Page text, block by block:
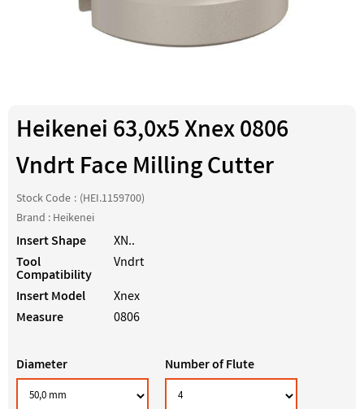
Heikenei 63,0x5 Xnex 0806
Vndrt Face Milling Cutter
Stock Code (HEI.1159700)
Brand :Heikenei
Insert Shape
XN..
Tool
Compatibility
Vndrt
Insert Model
Xnex
Measure
0806
Diameter Number of Flute